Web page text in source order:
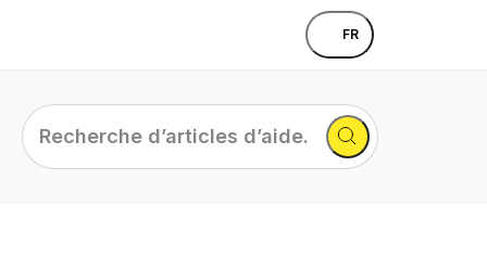
FR
Recherche
d’articles
d’aide...